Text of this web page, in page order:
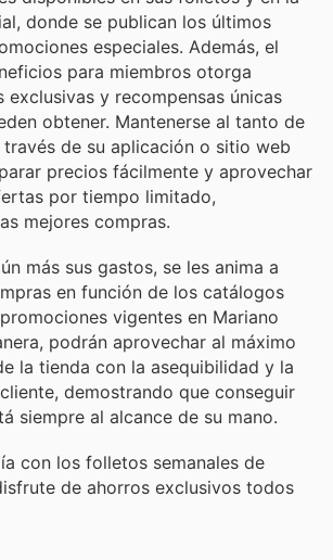
donde se publican los últimos
especiales. Además, el
para miembros otorga
exclusivas y recompensas únicas
obtener. Mantenerse al tanto de
través de su aplicación o sitio web
precios fácilmente y aprovechar
por tiempo limitado,
mejores compras.
más sus gastos, se les anima a
en función de los catálogos
vigentes en Mariano
podrán aprovechar al máximo
la tienda con la asequibilidad y la
demostrando que conseguir
siempre al alcance de su mano.
con los folletos semanales de
de ahorros exclusivos todos